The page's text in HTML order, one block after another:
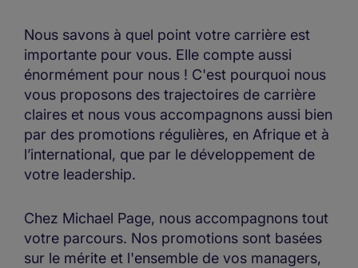
Nous savons à quel point votre carrière est
importante pour vous. Elle compte aussi
énormément pour nous ! C'est pourquoi nous
vous proposons des trajectoires de carrière
claires et nous vous accompagnons aussi bien
par des promotions régulières, en Afrique et à
l’international, que par le développement de
votre leadership.
Chez Michael Page, nous accompagnons tout
votre parcours. Nos promotions sont basées
sur le mérite et l'ensemble de vos managers,